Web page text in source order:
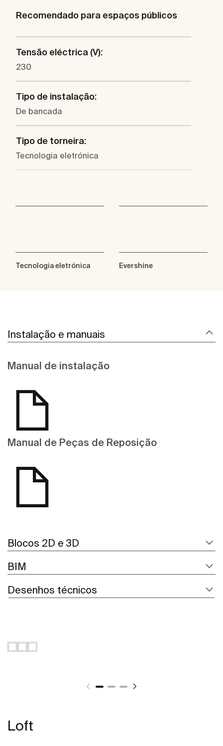
Recomendado para espaços públicos
Tensão eléctrica (V):
230
Tipo de instalação:
De bancada
Tipo de torneira:
Tecnologia eletrónica
Tecnologia eletrónica Evershine
Instalação e manuais
Manual de instalação
Manual de Peças de Reposição
Blocos 2D e 3D
BIM
Desenhos técnicos
Loft